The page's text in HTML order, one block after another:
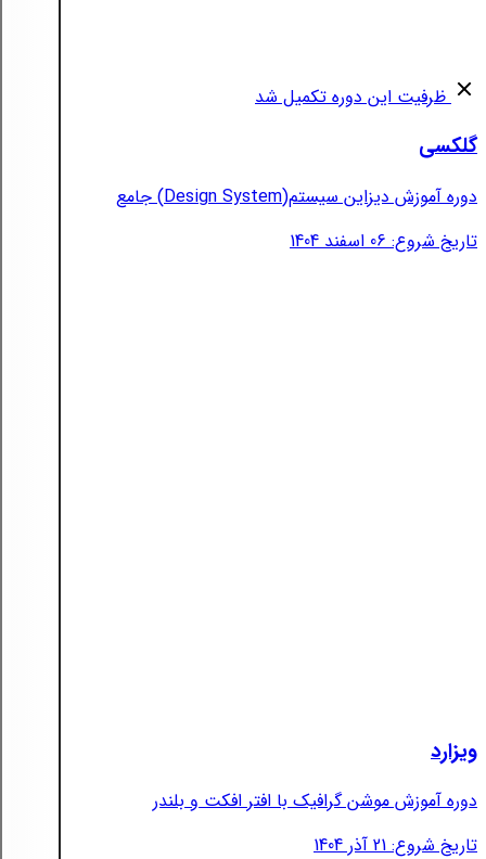
ظرفیت این دوره تکمیل شد
گلکسی
دوره آموزش دیزاین سیستم(Design System) جامع
تاریخ شروع: 06 اسفند 1404
ویزارد
دوره آموزش موشن گرافیک با افتر افکت و بلندر
تاریخ شروع: 21 آذر 1404